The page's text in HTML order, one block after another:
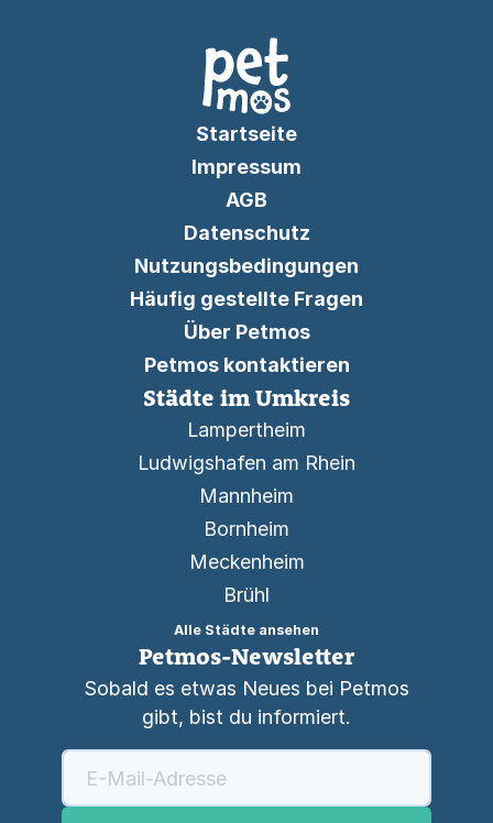
Startseite
Impressum
AGB
Datenschutz
Nutzungsbedingungen
Häufig gestellte Fragen
Über Petmos
Petmos kontaktieren
Städte im Umkreis
Lampertheim
Ludwigshafen am Rhein
Mannheim
Bornheim
Meckenheim
Brühl
Alle Städte ansehen
Petmos-Newsletter
Sobald es etwas Neues bei Petmos
gibt, bist du informiert.